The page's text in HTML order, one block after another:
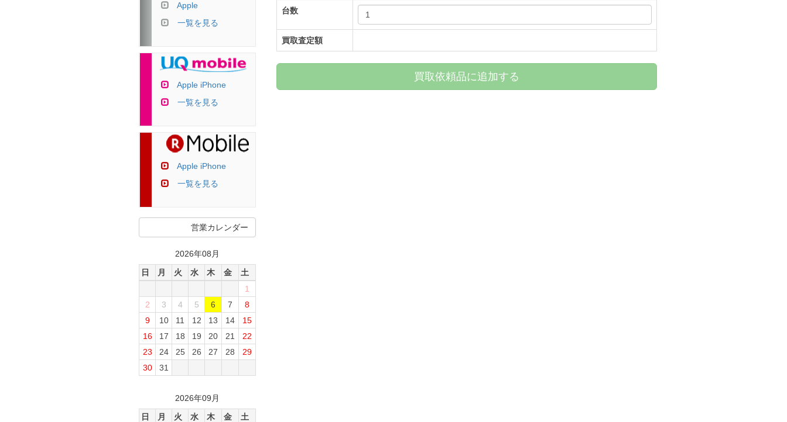
台数
買取査定額
買取依頼品に追加する
Apple
一覧を見る
Apple iPhone
一覧を見る
Apple iPhone
一覧を見る
営業カレンダー
2026年08月
日
月 火 水 木 金
土
1
2
3 4 5 6 7
8
9
10 11 12 13 14
15
16
17 18 19 20 21
22
23
24 25 26 27 28
29
30
31
2026年09月
日
月 火 水 木 金 土